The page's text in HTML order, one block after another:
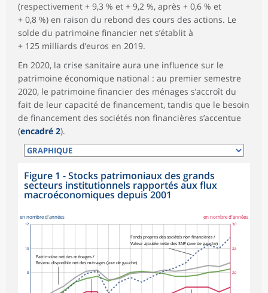
(respectivement + 9,3 % et + 9,2 %, après + 0,6 % et
+ 0,8 %) en raison du rebond des cours des actions. Le
solde du patrimoine financier net s’établit à
+ 125 milliards d’euros en 2019.
En 2020, la crise sanitaire aura une influence sur le
patrimoine économique national : au premier semestre
2020, le patrimoine financier des ménages s’accroît du
fait de leur capacité de financement, tandis que le besoin
de financement des sociétés non financières s’accentue
(encadré 2).
Figure 1 - Stocks patrimoniaux des grands
secteurs institutionnels rapportés aux flux
macroéconomiques depuis 2001
8
10
12
2,0
2,5
3,0
en nombre d'années en nombre d'années
Patrimoine net des ménages /
Revenu disponible net des ménages (axe de gauche)
Fonds propres des sociétés non financières /
Valeur ajoutée nette des SNF (axe de gauche)